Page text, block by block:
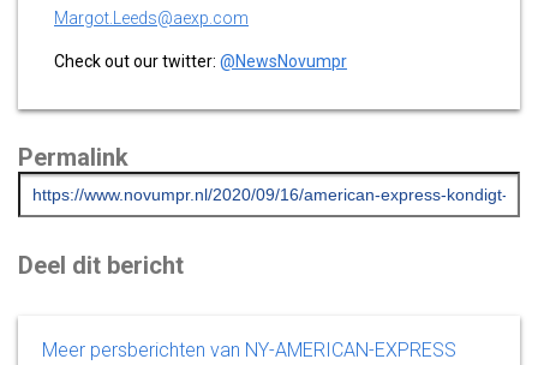
Margot.Leeds@aexp.com
Check out our twitter: @NewsNovumpr
Permalink
Deel dit bericht
Meer persberichten van NY-AMERICAN-EXPRESS